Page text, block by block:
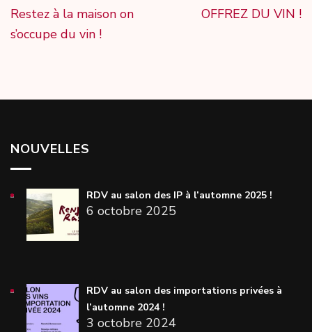
Navigation
de
Restez à la maison on
s’occupe du vin !
OFFREZ DU VIN !
NOUVELLES
RDV au salon des IP à l’automne 2025 !
6 octobre 2025
RDV au salon des importations privées à
l’automne 2024 !
3 octobre 2024